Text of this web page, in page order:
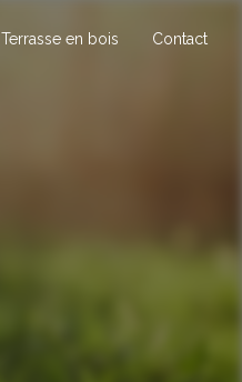
Terrasse en bois Contact